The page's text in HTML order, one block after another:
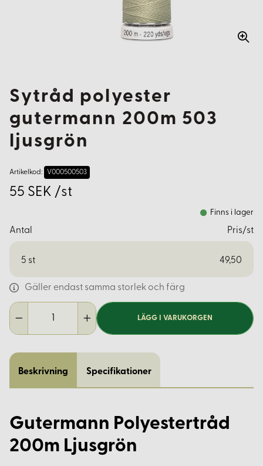
Sytråd polyester
gutermann 200m 503
ljusgrön
Artikelkod: V000500503
55 SEK /st
Finns i lager
Antal Pris/st
5 st 49,50
Gäller endast samma storlek och färg
LÄGG I VARUKORGEN
Beskrivning Specifikationer
Gutermann Polyestertråd
200m Ljusgrön